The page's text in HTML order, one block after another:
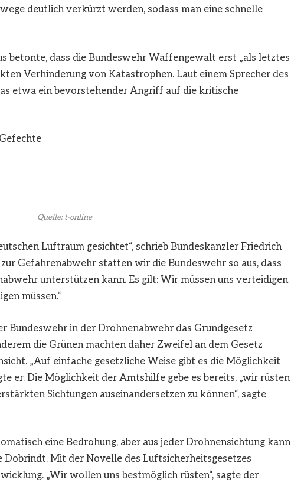
deutlich verkürzt werden, sodass man eine schnelle
betonte, dass die Bundeswehr Waffengewalt erst „als letztes
Verhinderung von Katastrophen. Laut einem Sprecher des
etwa ein bevorstehender Angriff auf die kritische
Quelle: t-online
Luftraum gesichtet“, schrieb Bundeskanzler Friedrich
Gefahrenabwehr statten wir die Bundeswehr so aus, dass
unterstützen kann. Es gilt: Wir müssen uns verteidigen
müssen.“
Bundeswehr in der Drohnenabwehr das Grundgesetz
die Grünen machten daher Zweifel an dem Gesetz
„Auf einfache gesetzliche Weise gibt es die Möglichkeit
er. Die Möglichkeit der Amtshilfe gebe es bereits, „wir rüsten
Sichtungen auseinandersetzen zu können“, sagte
eine Bedrohung, aber aus jeder Drohnensichtung kann
Dobrindt. Mit der Novelle des Luftsicherheitsgesetzes
„Wir wollen uns bestmöglich rüsten“, sagte der